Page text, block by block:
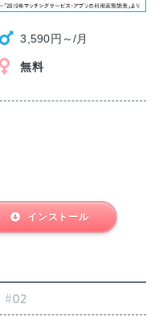
3,590円～/月
無料
インストール
#02